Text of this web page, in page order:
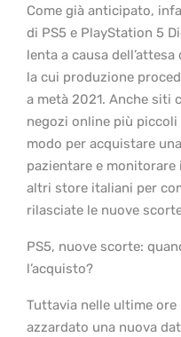
Come già anticipato,
di PS5 e PlayStation 5
lenta a causa
la cui produzione
a metà 2021. Anche siti
negozi online più
modo per acquistare
pazientare e monitorare
altri store italiani per
rilasciate le nuove
PS5, nuove scorte:
l’acquisto?
Tuttavia nelle ultime
azzardato una nuova